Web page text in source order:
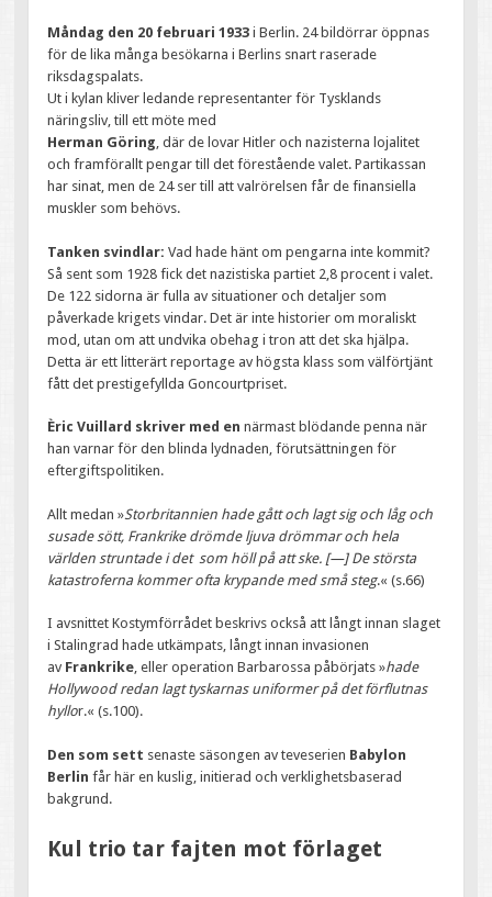
Måndag den 20 februari 1933 i Berlin. 24 bildörrar öppnas
för de lika många besökarna i Berlins snart raserade
riksdagspalats.
Ut i kylan kliver ledande representanter för Tysklands
näringsliv, till ett möte med
Herman Göring, där de lovar Hitler och nazisterna lojalitet
och framförallt pengar till det förestående valet. Partikassan
har sinat, men de 24 ser till att valrörelsen får de finansiella
muskler som behövs.
Tanken svindlar: Vad hade hänt om pengarna inte kommit?
Så sent som 1928 fick det nazistiska partiet 2,8 procent i valet.
De 122 sidorna är fulla av situationer och detaljer som
påverkade krigets vindar. Det är inte historier om moraliskt
mod, utan om att undvika obehag i tron att det ska hjälpa.
Detta är ett litterärt reportage av högsta klass som välförtjänt
fått det prestigefyllda Goncourtpriset.
Èric Vuillard skriver med en närmast blödande penna när
han varnar för den blinda lydnaden, förutsättningen för
eftergiftspolitiken.
Allt medan »Storbritannien hade gått och lagt sig och låg och
susade sött, Frankrike drömde ljuva drömmar och hela
världen struntade i det som höll på att ske. [—] De största
katastroferna kommer ofta krypande med små steg.« (s.66)
I avsnittet Kostymförrådet beskrivs också att långt innan slaget
i Stalingrad hade utkämpats, långt innan invasionen
av Frankrike, eller operation Barbarossa påbörjats »hade
Hollywood redan lagt tyskarnas uniformer på det förflutnas
hyllor.« (s.100).
Den som sett senaste säsongen av teveserien Babylon
Berlin får här en kuslig, initierad och verklighetsbaserad
bakgrund.
Kul trio tar fajten mot förlaget